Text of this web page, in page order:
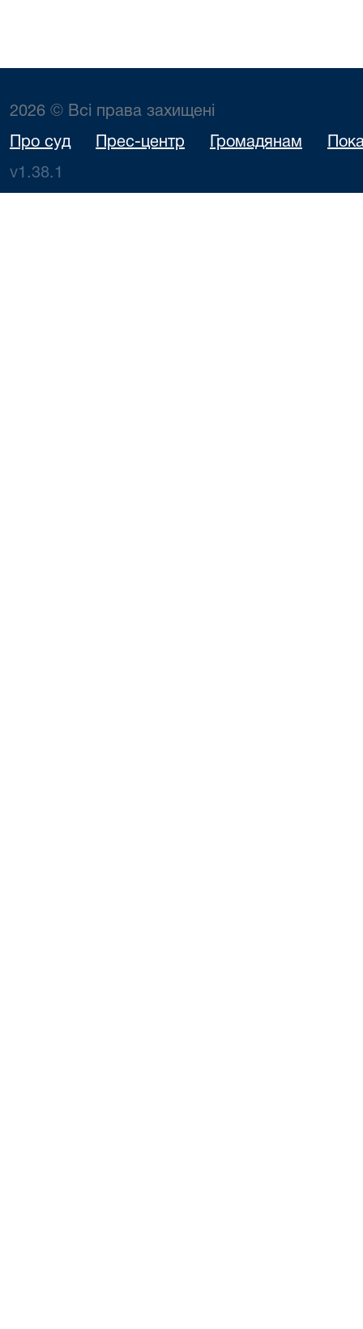
2026 © Всі права захищені
Про суд Прес-центр Громадянам
v1.38.1